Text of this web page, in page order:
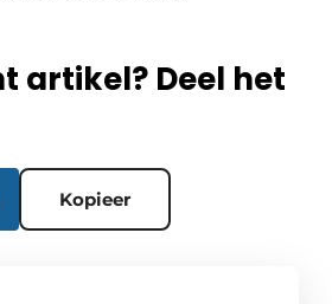
artikel? Deel het
Kopieer